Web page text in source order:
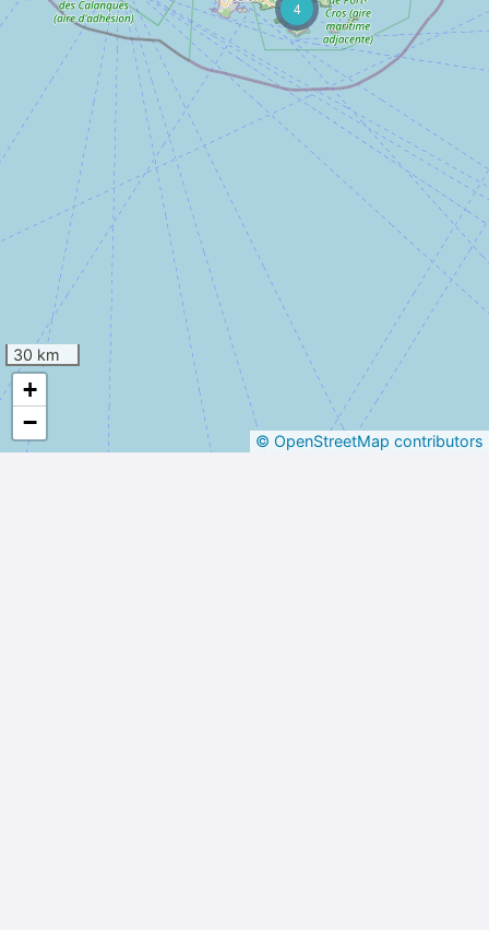
4
30 km
+
−
© OpenStreetMap contributors